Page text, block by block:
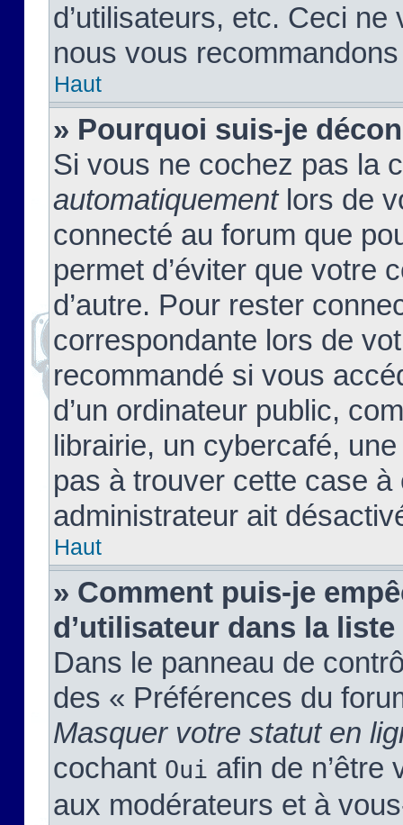
d’utilisateurs, etc. Ceci
nous vous
Haut
» Pourquoi suis-je
Si vous ne cochez pas la
automatiquementlors de
connecté au forum que
permet d’éviter que votre
d’autre. Pour rester
correspondante lors de
recommandé si vous
d’un ordinateur public,
librairie, un cybercafé,
pas à trouver cette case à
administrateur ait
Haut
» Comment puis-je
d’utilisateur dans la
Dans le panneau de
des « Préférences du
Masquer votre statut en
cochant Oui afin de n’être
aux modérateurs et à